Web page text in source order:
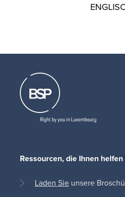
Ressourcen, die Ihnen
Laden Sie unsere